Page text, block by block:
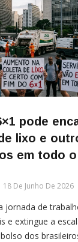
pode
lixo e
em todo o
18 De Junho De 2026
jornada de
e extingue a
dos